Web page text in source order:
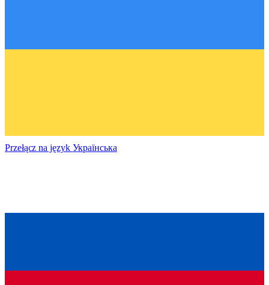
Przełącz na język Українська